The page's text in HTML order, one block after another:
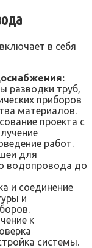
в себя
разводки труб,
приборов
материалов.
проекта с
работ.
для
водопровода до
и соединение
и
к
системы.